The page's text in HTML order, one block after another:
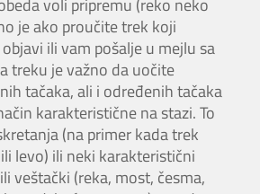
je ako proučite trek koji
ili vam pošalje u mejlu sa
treku je važno da uočite
tačaka, ali i određenih tačaka
karakteristične na stazi. To
(na primer kada trek
levo) ili neki karakteristični
veštački (reka, most, česma,